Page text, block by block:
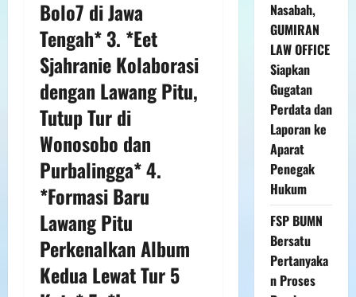
Bolo7 di Jawa
Tengah* 3. *Eet
Sjahranie Kolaborasi
dengan Lawang Pitu,
Tutup Tur di
Wonosobo dan
Purbalingga* 4.
*Formasi Baru
Lawang Pitu
Perkenalkan Album
Kedua Lewat Tur 5
Nasabah,
GUMIRAN
LAW OFFICE
Siapkan
Gugatan
Perdata dan
Laporan ke
Aparat
Penegak
Hukum
FSP BUMN
Bersatu
Pertanyaka
n Proses